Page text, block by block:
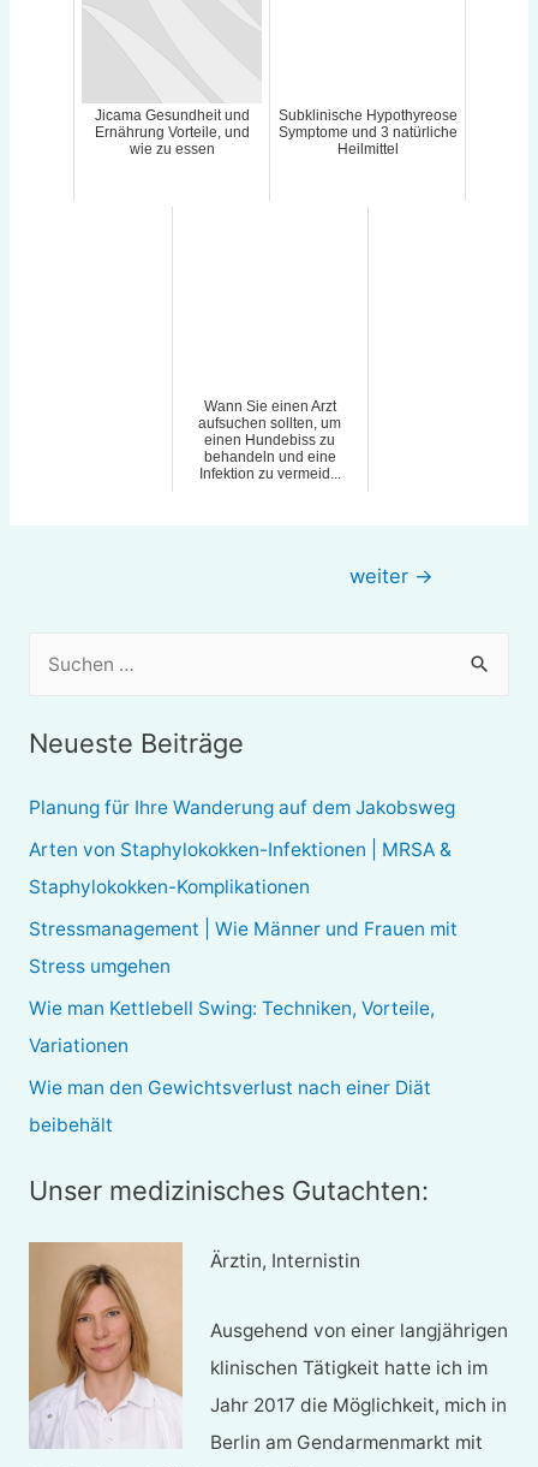
Jicama Gesundheit und
Ernährung Vorteile, und
wie zu essen
Subklinische Hypothyreose
Symptome und 3 natürliche
Heilmittel
Wann Sie einen Arzt
aufsuchen sollten, um
einen Hundebiss zu
behandeln und eine
Infektion zu vermeid...
weiter →
e
n
n
Neueste Beiträge
Planung für Ihre Wanderung auf dem Jakobsweg
Arten von Staphylokokken-Infektionen | MRSA &
Staphylokokken-Komplikationen
Stressmanagement | Wie Männer und Frauen mit
Stress umgehen
Wie man Kettlebell Swing: Techniken, Vorteile,
Variationen
Wie man den Gewichtsverlust nach einer Diät
beibehält
Unser medizinisches Gutachten:
Ärztin, Internistin
Ausgehend von einer langjährigen
klinischen Tätigkeit hatte ich im
Jahr 2017 die Möglichkeit, mich in
Berlin am Gendarmenmarkt mit